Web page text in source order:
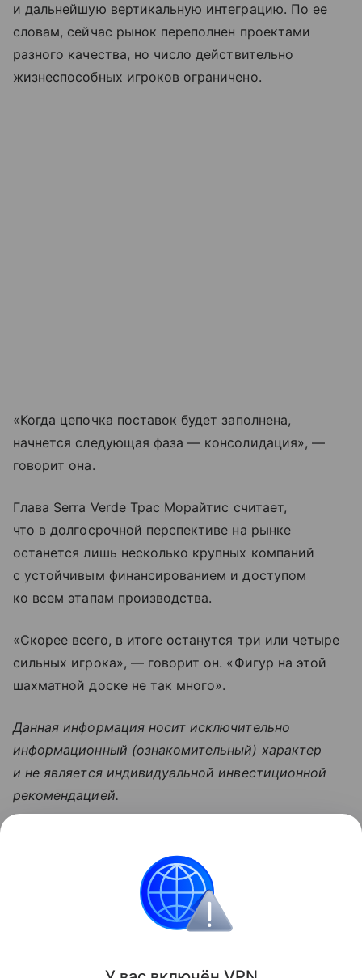
и дальнейшую вертикальную интеграцию. По ее
словам, сейчас рынок переполнен проектами
разного качества, но число действительно
жизнеспособных игроков ограничено.
«Когда цепочка поставок будет заполнена,
начнется следующая фаза — консолидация», —
говорит она.
Глава Serra Verde Трас Морайтис считает,
что в долгосрочной перспективе на рынке
останется лишь несколько крупных компаний
с устойчивым финансированием и доступом
ко всем этапам производства.
«Скорее всего, в итоге останутся три или четыре
сильных игрока», — говорит он. «Фигур на этой
шахматной доске не так много».
Данная информация носит исключительно
информационный (ознакомительный) характер
и не является индивидуальной инвестиционной
рекомендацией.
Капитал: основа успешного бизнеса
В статье рассмотрим, что скрывается за понятием
капитала, какие его виды существуют и как им
грамотно управлять.